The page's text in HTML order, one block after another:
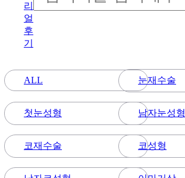
리
얼
후
기
ALL 눈재수술
첫눈성형 남자눈성형
코재수술 코성형